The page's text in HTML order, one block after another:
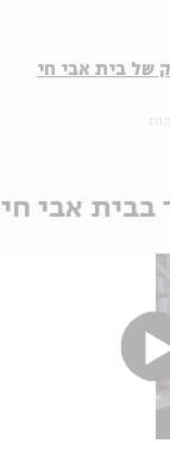
של בית אבי חי
בבית אבי חי